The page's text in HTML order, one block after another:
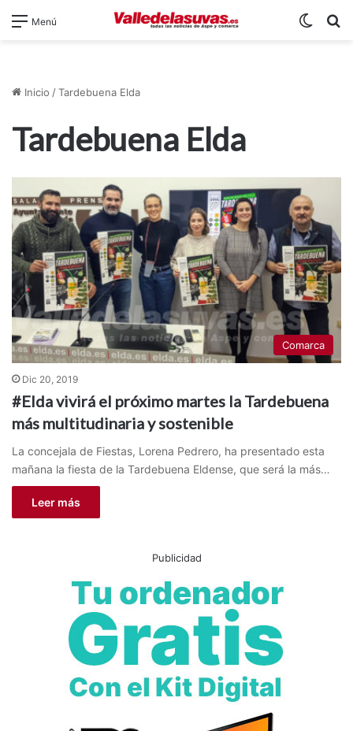
Menú
Inicio /Tardebuena Elda
Tardebuena Elda
Comarca
Dic 20, 2019
#Elda vivirá el próximo martes la Tardebuena
más multitudinaria y sostenible
La concejala de Fiestas, Lorena Pedrero, ha presentado esta
mañana la fiesta de la Tardebuena Eldense, que será la más…
Leer más
Publicidad